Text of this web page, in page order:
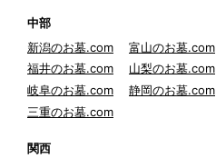
中部
新潟のお墓.com
富山のお墓.com
福井のお墓.com
山梨のお墓.com
岐阜のお墓.com
静岡のお墓.com
三重のお墓.com
関西